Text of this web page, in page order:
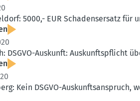
5000,- EUR Schadens­ersatz für
DSGVO-Auskunft: Auskunfts­pflicht
Kein DSGVO-Auskunfts­an­spruch,